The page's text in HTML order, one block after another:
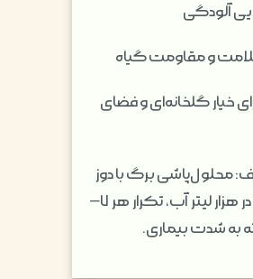
آلودگی
و مقاومت گیاه
خیار گلخانه‌ای و فضای
محلول‌پاشی برگ با دوز
۱–۱/۵ لیتر در هزار لیتر آب، تکرار هر ۷–